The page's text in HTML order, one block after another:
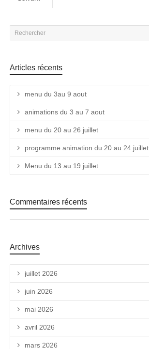
Articles récents
menu du 3au 9 aout
animations du 3 au 7 aout
menu du 20 au 26 juillet
programme animation du 20 au 24 juillet
Menu du 13 au 19 juillet
Commentaires récents
Archives
juillet 2026
juin 2026
mai 2026
avril 2026
mars 2026